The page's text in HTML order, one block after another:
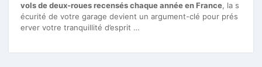
vols de deux-roues recensés chaque année en France, la s
écurité de votre garage devient un argument-clé pour prés
erver votre tranquillité d’esprit …